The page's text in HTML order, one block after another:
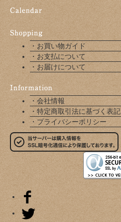
・お買い物ガイド
・お支払について
・お届けについて
・会社情報
・特定商取引法に基づく表記
・プライバシーポリシー